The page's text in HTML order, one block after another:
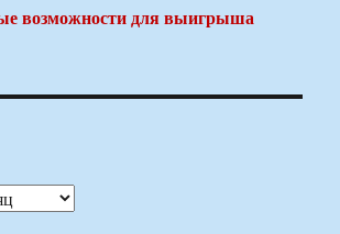
возможности для выигрыша